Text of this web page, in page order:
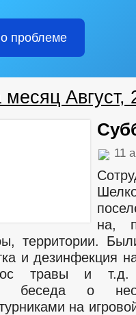
проблеме
Август,
11
на,
территории.
и дезинфекция
травы и
беседа о
на